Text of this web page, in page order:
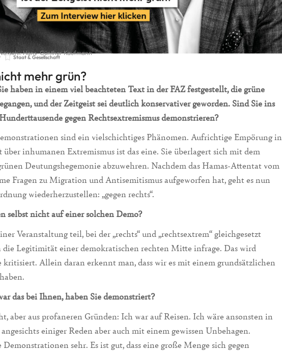
Hans-Günther Kaufmann
Staat & Gesellschaft
mehr grün?
haben in einem viel beachteten Text in der FAZ festgestellt, die grüne
und der Zeitgeist sei deutlich konservativer geworden. Sind Sie ins
gegen Rechtsextremismus demonstrieren?
sind ein vielschichtiges Phänomen. Aufrichtige Empörung in
inhumanen Extremismus ist das eine. Sie überlagert sich mit dem
Deutungshegemonie abzuwehren. Nachdem das Hamas-Attentat vom
Fragen zu Migration und Antisemitismus aufgeworfen hat, geht es nun
wiederherzustellen: „gegen rechts“.
selbst nicht auf einer solchen Demo?
Veranstaltung teil, bei der „rechts“ und „rechtsextrem“ gleichgesetzt
Legitimität einer demokratischen rechten Mitte infrage. Das wird
Allein daran erkennt man, dass wir es mit einem grundsätzlichen
das bei Ihnen, haben Sie demonstriert?
aber aus profaneren Gründen: Ich war auf Reisen. Ich wäre ansonsten in
einiger Reden aber auch mit einem gewissen Unbehagen.
sehr. Es ist gut, dass eine große Menge sich gegen